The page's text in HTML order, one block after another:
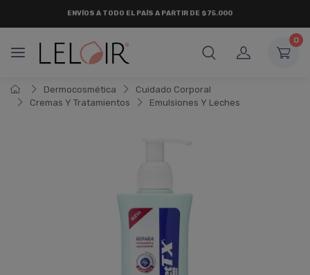
0
Dermocosmética
Cuidado Corporal
Cremas Y Tratamientos
Emulsiones Y Leches